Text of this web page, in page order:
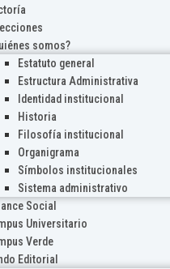
somos?
Estatuto general
Estructura Administrativa
Identidad institucional
Historia
Filosofía institucional
Organigrama
Símbolos institucionales
Sistema administrativo
Social
Universitario
Verde
Editorial